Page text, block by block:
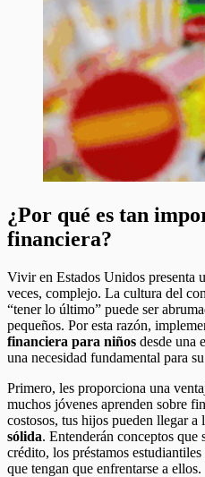
¿Por qué es tan
financiera?
Vivir en Estados Unidos presenta
veces, complejo. La cultura del
“tener lo último” puede ser
pequeños. Por esta razón,
financiera para niños desde una
una necesidad fundamental para
Primero, les proporciona una
muchos jóvenes aprenden sobre
costosos, tus hijos pueden llegar a
sólida. Entenderán conceptos que
crédito, los préstamos
que tengan que enfrentarse a ellos.